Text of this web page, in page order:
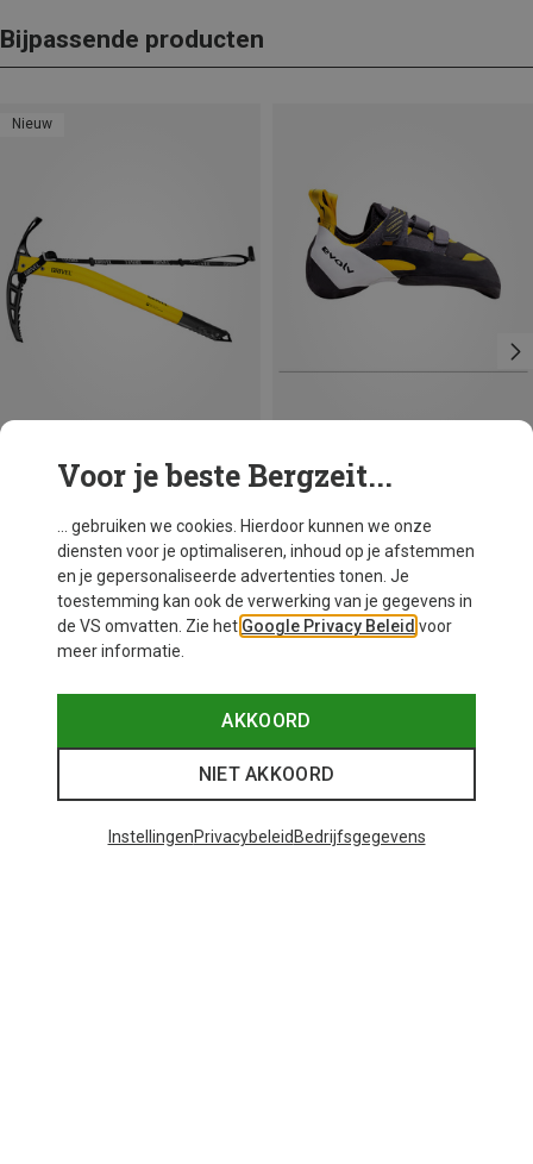
Bijpassende producten
Nieuw
Maten
Airtech Evo T Long Leash Evo IJspickel
€ 168,30
Je bespaart tot 19%
Voor je beste Bergzeit...
... gebruiken we cookies. Hierdoor kunnen we onze
diensten voor je optimaliseren, inhoud op je afstemmen
en je gepersonaliseerde advertenties tonen. Je
toestemming kan ook de verwerking van je gegevens in
de VS omvatten. Zie het Google Privacy Beleid voor
meer informatie.
AKKOORD
NIET AKKOORD
InstellingenPrivacybeleid Bedrijfsgegevens